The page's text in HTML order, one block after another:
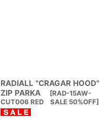
RADIALL "CRAGAR HOOD"
ZIP PARKA
[RAD-15AW-
CUT006 RED SALE 50%OFF]